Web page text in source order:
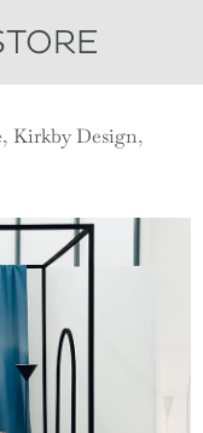
, Kirkby Design,